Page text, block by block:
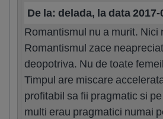
De la: delada, la data
Romantismul nu a murit. Nici
Romantismul zace
deopotriva. Nu de toate
Timpul are miscare
profitabil sa fii pragmatic si pe
multi erau pragmatici numai